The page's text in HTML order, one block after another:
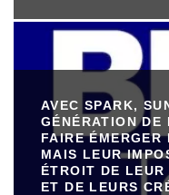
AVEC SPARK,
GÉNÉRATION DE
FAIRE ÉMERGER
MAIS LEUR
ÉTROIT DE
ET DE LEURS